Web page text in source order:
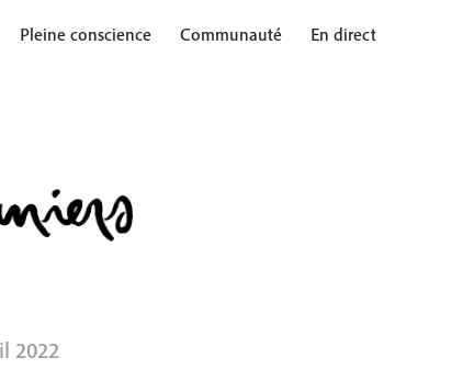
Pleine conscience Communauté En direct
2022